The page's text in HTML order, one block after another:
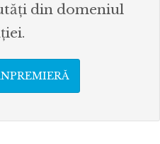
din domeniul